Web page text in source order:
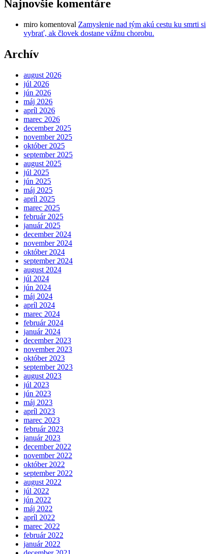
Najnovšie komentáre
miro komentoval Zamyslenie nad tým akú cestu ku smrti si
vybrať, ak človek dostane vážnu chorobu.
Archív
august 2026
júl 2026
jún 2026
máj 2026
apríl 2026
marec 2026
december 2025
november 2025
október 2025
september 2025
august 2025
júl 2025
jún 2025
máj 2025
apríl 2025
marec 2025
február 2025
január 2025
december 2024
november 2024
október 2024
september 2024
august 2024
júl 2024
jún 2024
máj 2024
apríl 2024
marec 2024
február 2024
január 2024
december 2023
november 2023
október 2023
september 2023
august 2023
júl 2023
jún 2023
máj 2023
apríl 2023
marec 2023
február 2023
január 2023
december 2022
november 2022
október 2022
september 2022
august 2022
júl 2022
jún 2022
máj 2022
apríl 2022
marec 2022
február 2022
január 2022